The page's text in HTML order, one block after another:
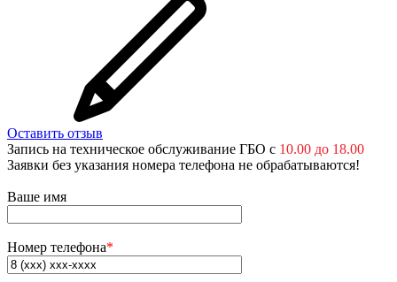
Оставить отзыв
Запись на техническое обслуживание ГБО с 10.00 до 18.00
Заявки без указания номера телефона не обрабатываются!
Ваше имя
Номер телефона*